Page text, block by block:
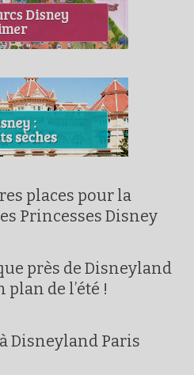
places pour la
Princesses Disney
près de Disneyland
plan de l’été !
Disneyland Paris